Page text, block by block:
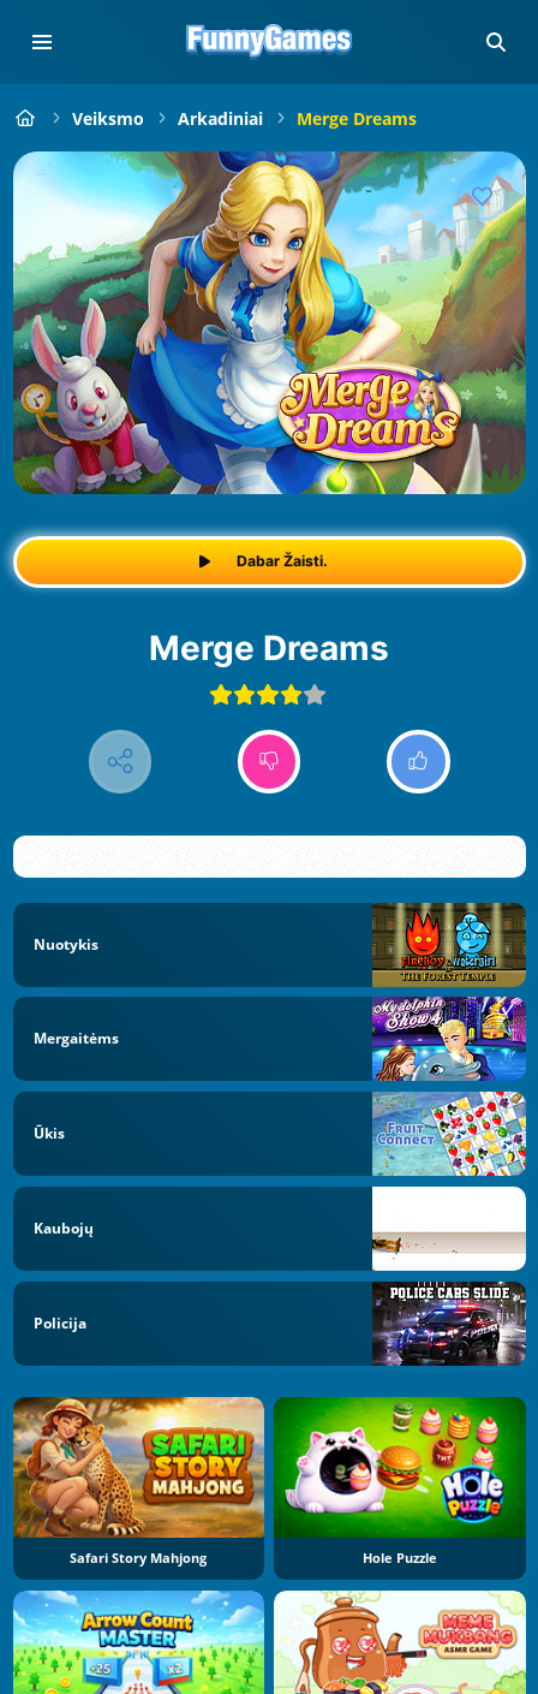
Veiksmo Arkadiniai Merge Dreams
Dabar Žaisti.
Merge Dreams
Nuotykis
Mergaitėms
Ūkis
Kaubojų
Policija
Safari Story Mahjong Hole Puzzle